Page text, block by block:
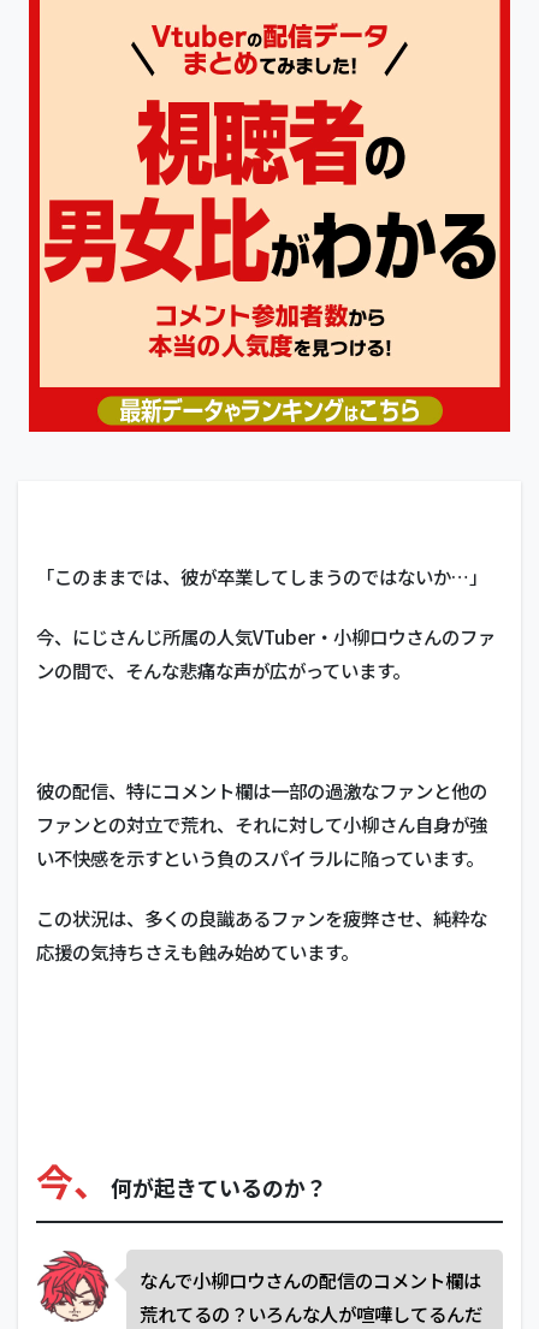
「このままでは、彼が卒業してしまうのではないか…」
今、にじさんじ所属の人気VTuber・小柳ロウさんのファ
ンの間で、そんな悲痛な声が広がっています。
彼の配信、特にコメント欄は一部の過激なファンと他の
ファンとの対立で荒れ、それに対して小柳さん自身が強
い不快感を示すという負のスパイラルに陥っています。
この状況は、多くの良識あるファンを疲弊させ、純粋な
応援の気持ちさえも蝕み始めています。
今、 何が起きているのか？
なんで小柳ロウさんの配信のコメント欄は
荒れてるの？いろんな人が喧嘩してるんだ